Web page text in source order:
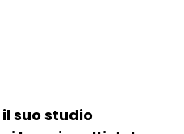
suo studio